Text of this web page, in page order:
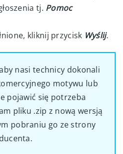
tj. Pomoc
kliknij przycisk Wyślij.
nasi technicy dokonali
motywu lub
pojawić się potrzeba
pliku .zip z nową wersją
pobraniu go ze strony